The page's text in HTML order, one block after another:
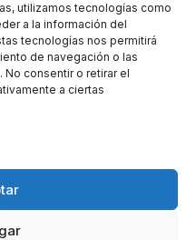
utilizamos tecnologías como
a la información del
tecnologías nos permitirá
de navegación o las
consentir o retirar el
a ciertas
56
impulsado por ARTENARTE
· España
reservados